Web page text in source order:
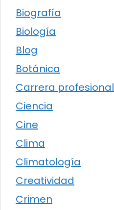
Biografía
Biología
Blog
Botánica
Carrera profesional
Ciencia
Cine
Clima
Climatología
Creatividad
Crimen